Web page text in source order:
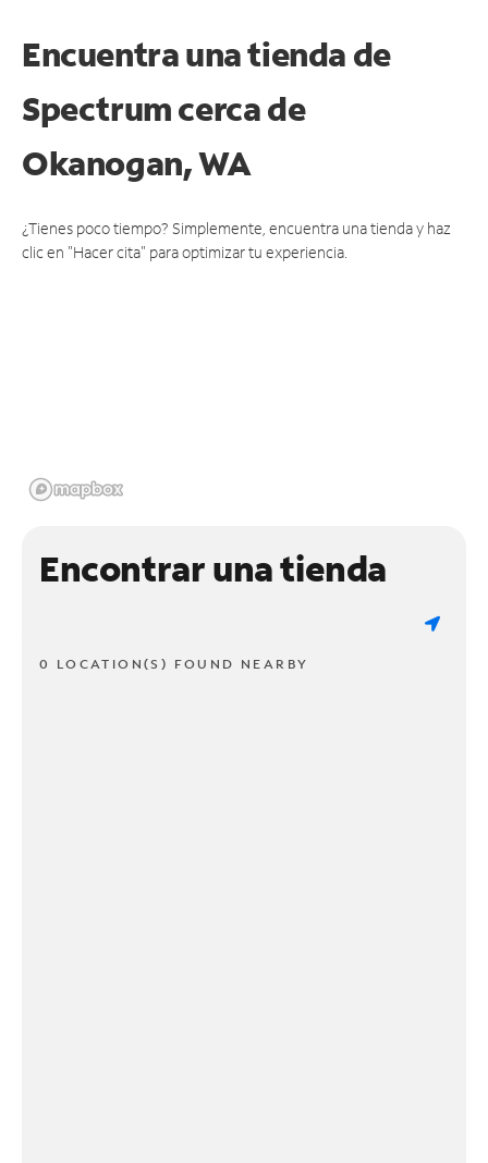
Encuentra una tienda de
Spectrumcerca de
Okanogan, WA
¿Tienes poco tiempo? Simplemente, encuentra una tienda y haz
clic en "Hacer cita" para optimizar tu experiencia.
Encontrar una tienda
0 LOCATION(S) FOUND NEARBY